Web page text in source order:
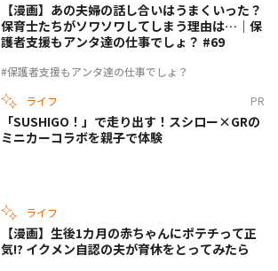
#保護者支援もアンタ達の仕事でしょ？
【漫画】あの夫婦の話し合いはうまくいった？
保育士たちがソワソワしてしまう理由は…｜保
護者支援もアンタ達の仕事でしょ？ #69
ライフ PR
「SUSHIGO！」で走り出す！スシロー×GRの
ミニカーコラボを親子で体験
ライフ
【漫画】生後1カ月の赤ちゃんにポテチって正
気!? イクメン自認の夫が育休をとってみたら